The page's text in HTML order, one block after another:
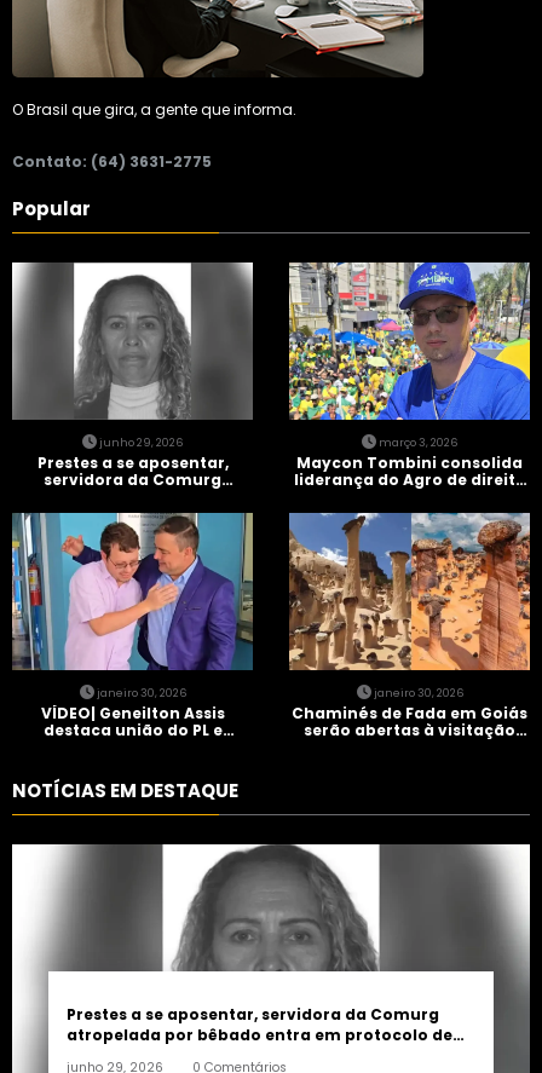
O Brasil que gira, a gente que informa.
Contato: (64) 3631-2775
Popular
junho 29, 2026
Prestes a se aposentar,
servidora da Comurg
entra em protocolo de
morte encefálica
março 3, 2026
Maycon Tombini consolida
liderança do Agro de direita
Brasil” em Goiânia
janeiro 30, 2026
VÍDEO| Geneilton Assis
destaca união do PL e
janeiro 30, 2026
Chaminés de Fada em Goiás
serão abertas à visitação
NOTÍCIAS EM DESTAQUE
Prestes a se aposentar, servidora da Comurg
atropelada por bêbado entra em protocolo de
junho 29, 2026 0 Comentários